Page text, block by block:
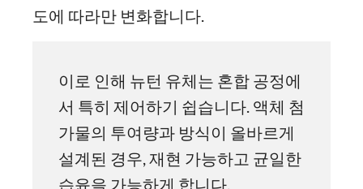
도에 따라만 변화합니다.
이로 인해 뉴턴 유체는 혼합 공정에
서 특히 제어하기 쉽습니다. 액체 첨
가물의 투여량과 방식이 올바르게
설계된 경우, 재현 가능하고 균일한
습윤을 가능하게 합니다.